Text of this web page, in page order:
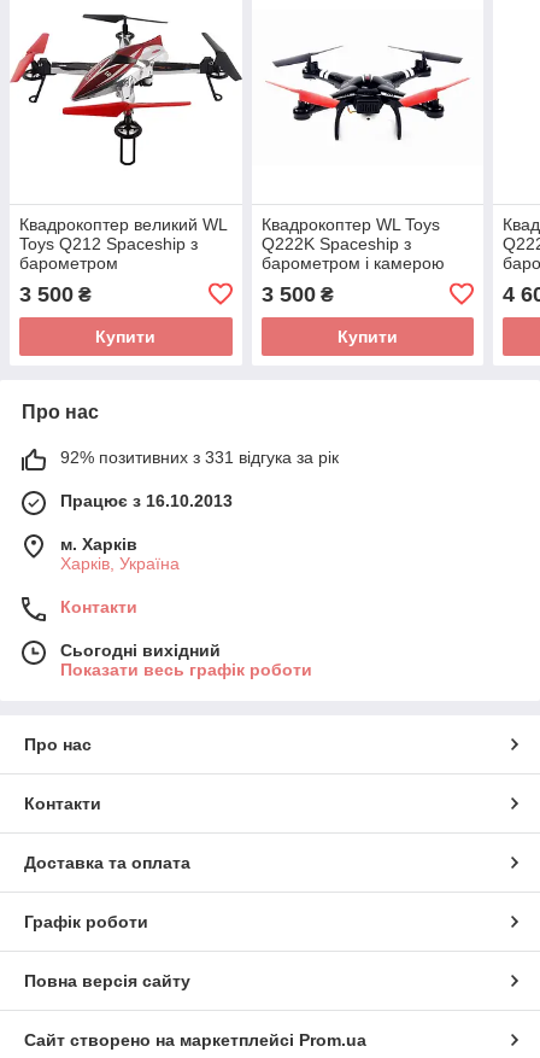
Квадрокоптер великий WL
Toys Q212 Spaceship з
барометром
3 500 ₴
Купити
Квадрокоптер WL Toys
Q222K Spaceship з
барометром і камерою
3 500₴
Купити
4
Про нас
92% позитивних з 331 відгука за рік
Працює з 16.10.2013
м. Харків
Харків, Україна
Контакти
Сьогодні вихідний
Показати весь графік роботи
Про нас
Контакти
Доставка та оплата
Графік роботи
Повна версія сайту
Сайт створено на маркетплейсі Prom.ua